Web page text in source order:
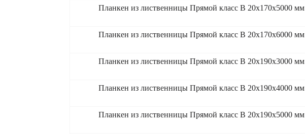
Планкен из лиственницы Прямой класс В 20x170x5000 мм
Планкен из лиственницы Прямой класс В 20x170x6000 мм
Планкен из лиственницы Прямой класс В 20x190x3000 мм
Планкен из лиственницы Прямой класс В 20x190x4000 мм
Планкен из лиственницы Прямой класс В 20x190x5000 мм